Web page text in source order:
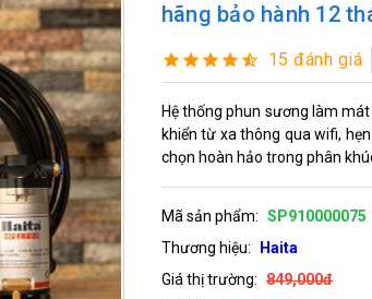
hãng bảo hành 12
15 đánh giá
Hệ thống phun sương làm
khiển từ xa thông qua wifi,
chọn hoàn hảo trong phân
Mã sản phẩm: SP910000075
Thương hiệu:
Haita
Giá thị trường: 849,000đ